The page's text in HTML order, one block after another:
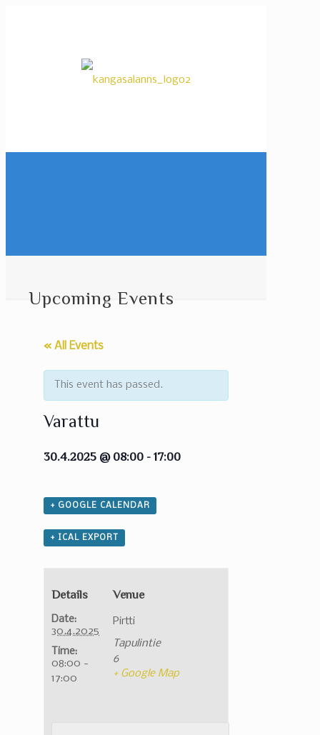
Upcoming Events
« All Events
This event has passed.
Varattu
30.4.2025 @ 08:00 - 17:00
+ GOOGLE CALENDAR
+ ICAL EXPORT
Details
Date:
30.4.2025
Time:
08:00 -
17:00
Venue
Pirtti
Tapulintie
6
+ Google Map